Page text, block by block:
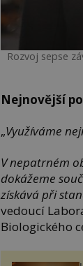
Rozvoj sepse
Nejnovější
„Využíváme
V nepatrném
dokážeme
získává při
vedoucí
Biologického